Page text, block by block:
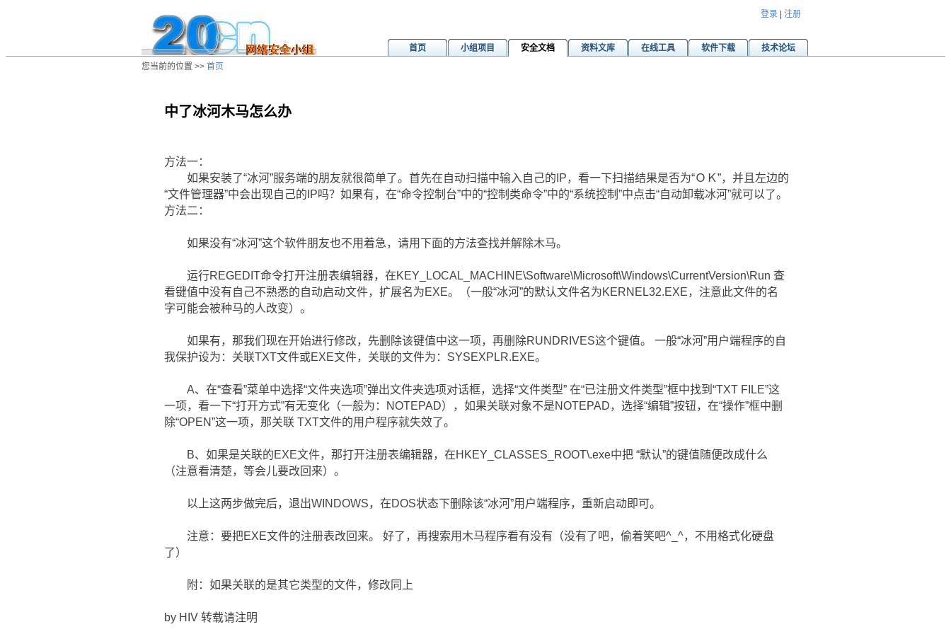
登录 注册
首页 小组项目 安全文档 资料文库 在线工具 软件下载
技术论坛
您当前的位置 >> 首页
中了冰河木马怎么办
方法一：
如果安装了“冰河”服务端的朋友就很简单了。首先在自动扫描中输入自己的IP，看一下扫描结果是否为“ＯＫ”，并且左边的
“文件管理器”中会出现自己的IP吗？如果有，在“命令控制台”中的“控制类命令”中的“系统控制”中点击“自动卸载冰河”就可以了。
方法二：
如果没有“冰河”这个软件朋友也不用着急，请用下面的方法查找并解除木马。
运行REGEDIT命令打开注册表编辑器，在KEY_LOCAL_MACHINE\Software\Microsoft\Windows\CurrentVersion\Run 查
看键值中没有自己不熟悉的自动启动文件，扩展名为EXE。（一般“冰河”的默认文件名为KERNEL32.EXE，注意此文件的名
字可能会被种马的人改变）。
如果有，那我们现在开始进行修改，先删除该键值中这一项，再删除RUNDRIVES这个键值。 一般“冰河”用户端程序的自
我保护设为：关联TXT文件或EXE文件，关联的文件为：SYSEXPLR.EXE。
A、在“查看”菜单中选择“文件夹选项”弹出文件夹选项对话框，选择“文件类型” 在“已注册文件类型”框中找到“TXT FILE”这
一项，看一下“打开方式”有无变化（一般为：NOTEPAD），如果关联对象不是NOTEPAD，选择“编辑”按钮，在“操作”框中删
除“OPEN”这一项，那关联 TXT文件的用户程序就失效了。
B、如果是关联的EXE文件，那打开注册表编辑器，在HKEY_CLASSES_ROOT\.exe中把 “默认”的键值随便改成什么
（注意看清楚，等会儿要改回来）。
以上这两步做完后，退出WINDOWS，在DOS状态下删除该“冰河”用户端程序，重新启动即可。
注意：要把EXE文件的注册表改回来。 好了，再搜索用木马程序看有没有（没有了吧，偷着笑吧^_^，不用格式化硬盘
了）
附：如果关联的是其它类型的文件，修改同上
by HIV 转载请注明